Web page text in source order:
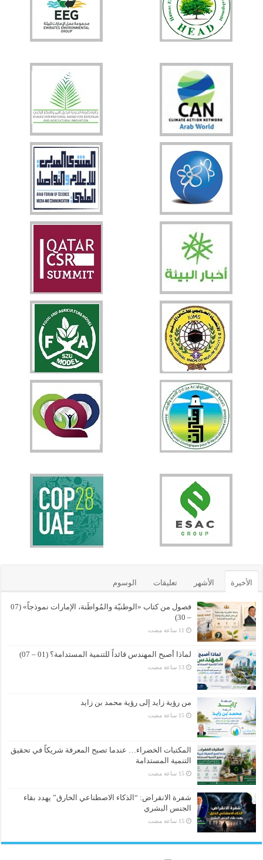
الأخيرة الأشهر تعليقات الوسوم
فصول من كتاب «الوطنيّة والمُواطَنة، الإمارات نموذجاً» (07
– 30)
لماذا أصبح المهندس قائداً للتنمية المستدامة؟ (01 – 07)
‏13 ساعة مضت
من رؤية زايد إلى رؤية محمد بن زايد
‏15 ساعة مضت
المكتبات الخضراء… عندما تصبح المعرفة شريكاً في تحقيق
التنمية المستدامة
‏15 ساعة مضت
شفرة الانقراض: “الذكاء الاصطناعي الخارق” يهدد بقاء
الجنس البشري
‏15 ساعة مضت